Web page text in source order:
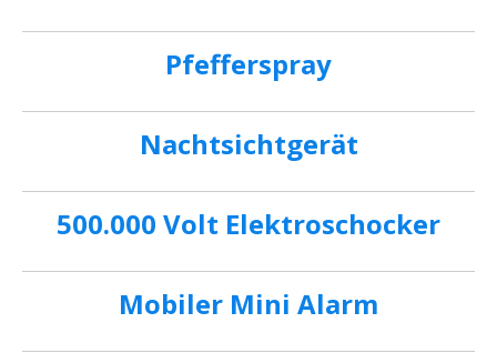
Pfefferspray
Nachtsichtgerät
500.000 Volt Elektroschocker
Mobiler Mini Alarm